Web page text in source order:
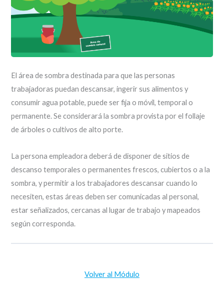
El área de sombra destinada para que las personas
trabajadoras puedan descansar, ingerir sus alimentos y
consumir agua potable, puede ser fija o móvil, temporal o
permanente. Se considerará la sombra provista por el follaje
de árboles o cultivos de alto porte.
La persona empleadora deberá de disponer de sitios de
descanso temporales o permanentes frescos, cubiertos o a la
sombra, y permitir a los trabajadores descansar cuando lo
necesiten, estas áreas deben ser comunicadas al personal,
estar señalizados, cercanas al lugar de trabajo y mapeados
según corresponda.
Volver al Módulo